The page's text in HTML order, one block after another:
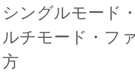
シングルモード
ルチモード・フ
方